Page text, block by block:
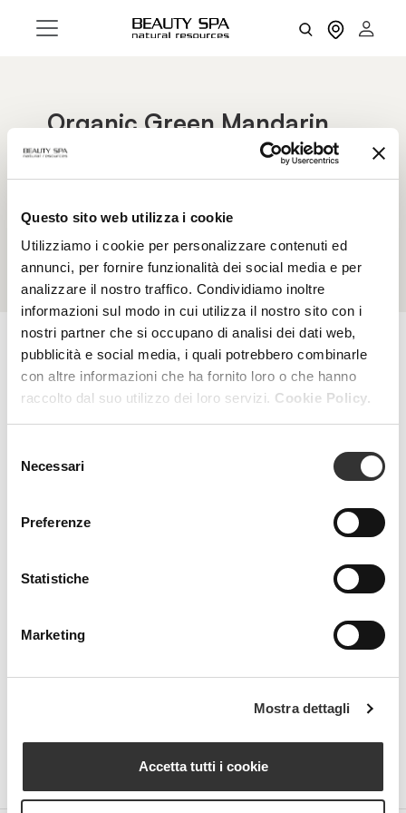
Questo sito web utilizza i cookie
Utilizziamo i cookie per personalizzare contenuti ed
annunci, per fornire funzionalità dei social media e per
analizzare il nostro traffico. Condividiamo inoltre
informazioni sul modo in cui utilizza il nostro sito con i
nostri partner che si occupano di analisi dei dati web,
pubblicità e social media, i quali potrebbero combinarle
con altre informazioni che ha fornito loro o che hanno
raccolto dal suo utilizzo dei loro servizi. Cookie Policy.
delNecessari
Preferenze
Statistiche
Marketing
Mostra dettagli
Accetta tutti i cookie
Organic Green Mandarin
and Orange Blossoms
tones up, soothes, refreshes and regenerates
FILTERS RESET FILTERS
Strada della Pace, 29, Mezzani
Parma | Italy
digital@beautyspa.it